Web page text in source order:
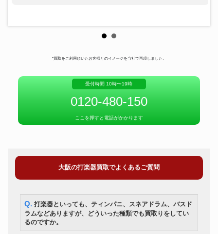
*買取をご利用頂いたお客様とのイメージを当社で再現しました。
受付時間 10時〜19時
0120-480-150
ここを押すと電話がかかります
大阪の打楽器買取でよくあるご質問
Q. 打楽器といっても、ティンパニ、スネアドラム、バスド
ラムなどありますが、どういった種類でも買取りをしてい
るのですか。